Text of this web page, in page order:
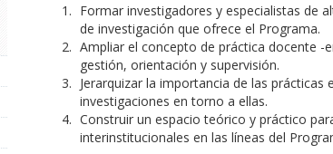
Formar investigadores y especialistas de
de investigación que ofrece el Programa.
Ampliar el concepto de práctica docente -
gestión, orientación y supervisión.
Jerarquizar la importancia de las
investigaciones en torno a ellas.
Construir un espacio teórico y práctico
interinstitucionales en las líneas del